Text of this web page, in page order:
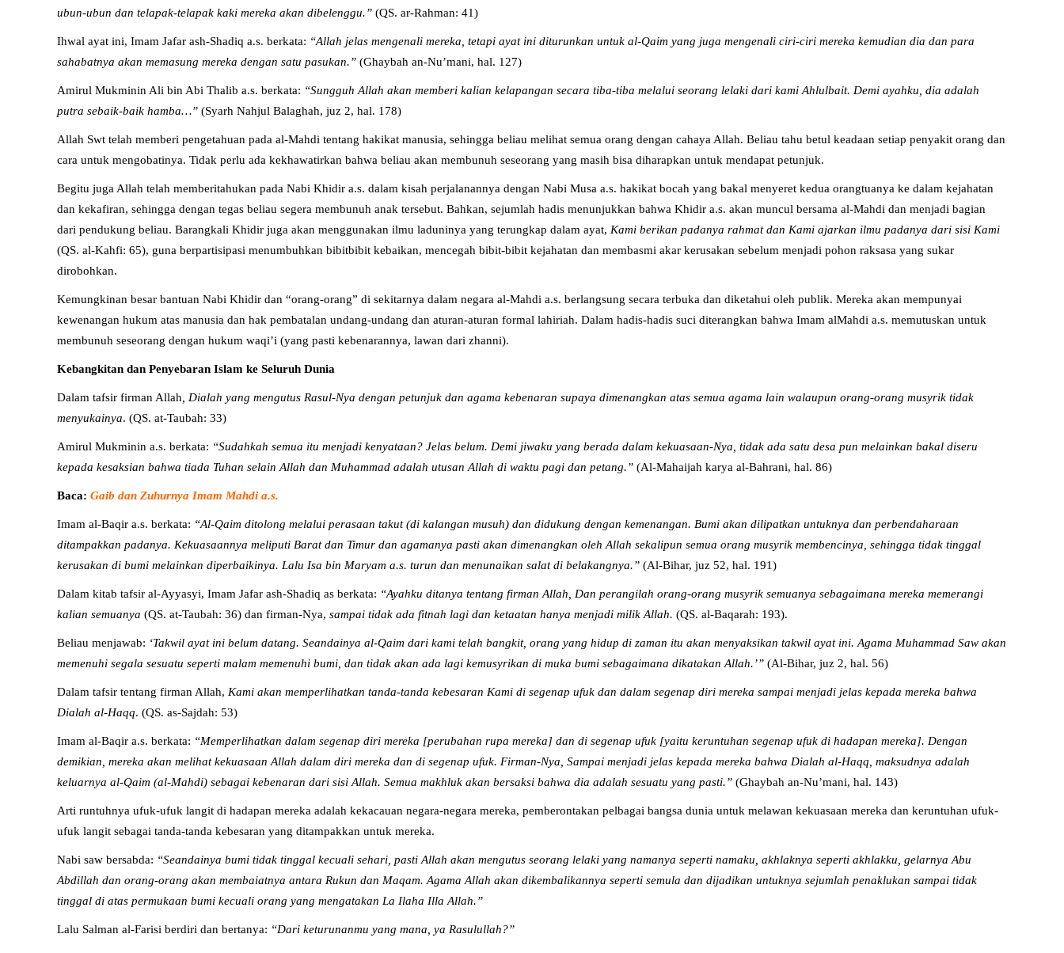
ubun-ubun dan telapak-telapak kaki mereka akan dibelenggu.” (QS. ar-Rahman: 41)
Ihwal ayat ini, Imam Jafar ash-Shadiq a.s. berkata: “Allah jelas mengenali mereka, tetapi ayat ini diturunkan untuk al-Qaim yang juga mengenali ciri-ciri mereka kemudian dia dan para
sahabatnya akan memasung mereka dengan satu pasukan.” (Ghaybah an-Nu’mani, hal. 127)
Amirul Mukminin Ali bin Abi Thalib a.s. berkata: “Sungguh Allah akan memberi kalian kelapangan secara tiba-tiba melalui seorang lelaki dari kami Ahlulbait. Demi ayahku, dia adalah
putra sebaik-baik hamba…” (Syarh Nahjul Balaghah, juz 2, hal. 178)
Allah Swt telah memberi pengetahuan pada al-Mahdi tentang hakikat manusia, sehingga beliau melihat semua orang dengan cahaya Allah. Beliau tahu betul keadaan setiap penyakit orang dan
cara untuk mengobatinya. Tidak perlu ada kekhawatirkan bahwa beliau akan membunuh seseorang yang masih bisa diharapkan untuk mendapat petunjuk.
Begitu juga Allah telah memberitahukan pada Nabi Khidir a.s. dalam kisah perjalanannya dengan Nabi Musa a.s. hakikat bocah yang bakal menyeret kedua orangtuanya ke dalam kejahatan
dan kekafiran, sehingga dengan tegas beliau segera membunuh anak tersebut. Bahkan, sejumlah hadis menunjukkan bahwa Khidir a.s. akan muncul bersama al-Mahdi dan menjadi bagian
dari pendukung beliau. Barangkali Khidir juga akan menggunakan ilmu laduninya yang terungkap dalam ayat, Kami berikan padanya rahmat dan Kami ajarkan ilmu padanya dari sisi Kami
(QS. al-Kahfi: 65), guna berpartisipasi menumbuhkan bibit­bibit kebaikan, mencegah bibit-bibit kejahatan dan membasmi akar kerusakan sebelum menjadi pohon raksasa yang sukar
dirobohkan.
Kemungkinan besar bantuan Nabi Khidir dan “orang-orang” di sekitarnya dalam negara al-Mahdi a.s. berlangsung secara terbuka dan diketahui oleh publik. Mereka akan mempunyai
kewenangan hukum atas manusia dan hak pembatalan undang-undang dan aturan-aturan formal lahiriah. Dalam hadis-hadis suci diterangkan bahwa Imam al­Mahdi a.s. memutuskan untuk
membunuh seseorang dengan hukum waqi’i (yang pasti kebenarannya, lawan dari zhanni).
Kebangkitan dan Penyebaran Islam ke Seluruh Dunia
Dalam tafsir firman Allah , Dialah yang mengutus Rasul-Nya dengan petunjuk dan agama kebenaran supaya dimenangkan atas semua agama lain walaupun orang-orang musyrik tidak
menyukainya. (QS. at-Taubah: 33)
Amirul Mukminin a.s. berkata: “Sudahkah semua itu menjadi kenyataan? Jelas belum. Demi jiwaku yang berada dalam kekuasaan-Nya, tidak ada satu desa pun melainkan bakal diseru
kepada kesaksian bahwa tiada Tuhan selain Allah dan Muhammad adalah utusan Allah di waktu pagi dan petang.” (Al-Mahaijah karya al-Bahrani, hal. 86)
Baca: Gaib dan Zuhurnya Imam Mahdi a.s.
Imam al-Baqir a.s. berkata: “Al-Qaim ditolong melalui perasaan takut (di kalangan musuh) dan didukung dengan kemenangan. Bumi akan dilipatkan untuknya dan perbendaharaan
ditampakkan padanya. Kekuasaannya meliputi Barat dan Timur dan agamanya pasti akan dimenangkan oleh Allah sekalipun semua orang musyrik membencinya, sehingga tidak tinggal
kerusakan di bumi melainkan diperbaikinya. Lalu Isa bin Maryam a.s. turun dan menunaikan salat di belakangnya.” (Al-Bihar, juz 52, hal. 191)
Dalam kitab tafsir al-Ayyasyi, Imam Jafar ash-Shadiq as berkata: “Ayahku ditanya tentang firman Allah, Dan perangilah orang-orang musyrik semuanya sebagaimana mereka memerangi
kalian semuanya (QS. at-Taubah: 36) dan firman-Nya, sampai tidak ada fitnah lagi dan ketaatan hanya menjadi milik Allah. (QS. al-Baqarah: 193).
Beliau menjawab: ‘Takwil ayat ini belum datang. Seandainya al-Qaim dari kami telah bangkit, orang yang hidup di zaman itu akan menyaksikan takwil ayat ini. Agama Muhammad Saw akan
memenuhi segala sesuatu seperti malam memenuhi bumi, dan tidak akan ada lagi kemusyrikan di muka bumi sebagaimana dikatakan Allah.’” (Al-Bihar, juz 2, hal. 56)
Dalam tafsir tentang firman Allah, Kami akan memperlihatkan tanda-tanda kebesaran Kami di segenap ufuk dan dalam segenap diri mereka sampai menjadi jelas kepada mereka bahwa
Dialah al-Haqq. (QS. as-Sajdah: 53)
Imam al-Baqir a.s. berkata: “Memperlihatkan dalam segenap diri mereka [perubahan rupa mereka] dan di segenap ufuk [yaitu keruntuhan segenap ufuk di hadapan mereka]. Dengan
demikian, mereka akan melihat kekuasaan Allah dalam diri mereka dan di segenap ufuk. Firman-Nya, Sampai menjadi jelas kepada mereka bahwa Dialah al-Haqq, maksudnya adalah
keluarnya al-Qaim (al-Mahdi) sebagai kebenaran dari sisi Allah. Semua makhluk akan bersaksi bahwa dia adalah sesuatu yang pasti.” (Ghaybah an-Nu’mani, hal. 143)
Arti runtuhnya ufuk-ufuk langit di hadapan mereka adalah kekacauan negara-negara mereka, pemberontakan pelbagai bangsa dunia untuk melawan kekuasaan mereka dan keruntuhan ufuk-
ufuk langit sebagai tanda-tanda kebesaran yang ditampakkan untuk mereka.
Nabi saw bersabda: “Seandainya bumi tidak tinggal kecuali sehari, pasti Allah akan mengutus seorang lelaki yang namanya seperti namaku, akhlaknya seperti akhlakku, gelarnya Abu
Abdillah dan orang-orang akan membaiatnya antara Rukun dan Maqam. Agama Allah akan dikembalikannya seperti semula dan dijadikan untuknya sejumlah penaklukan sampai tidak
tinggal di atas permukaan bumi kecuali orang yang mengatakan La Ilaha Illa Allah.”
Lalu Salman al-Farisi berdiri dan bertanya: “Dari keturunanmu yang mana, ya Rasulullah?”